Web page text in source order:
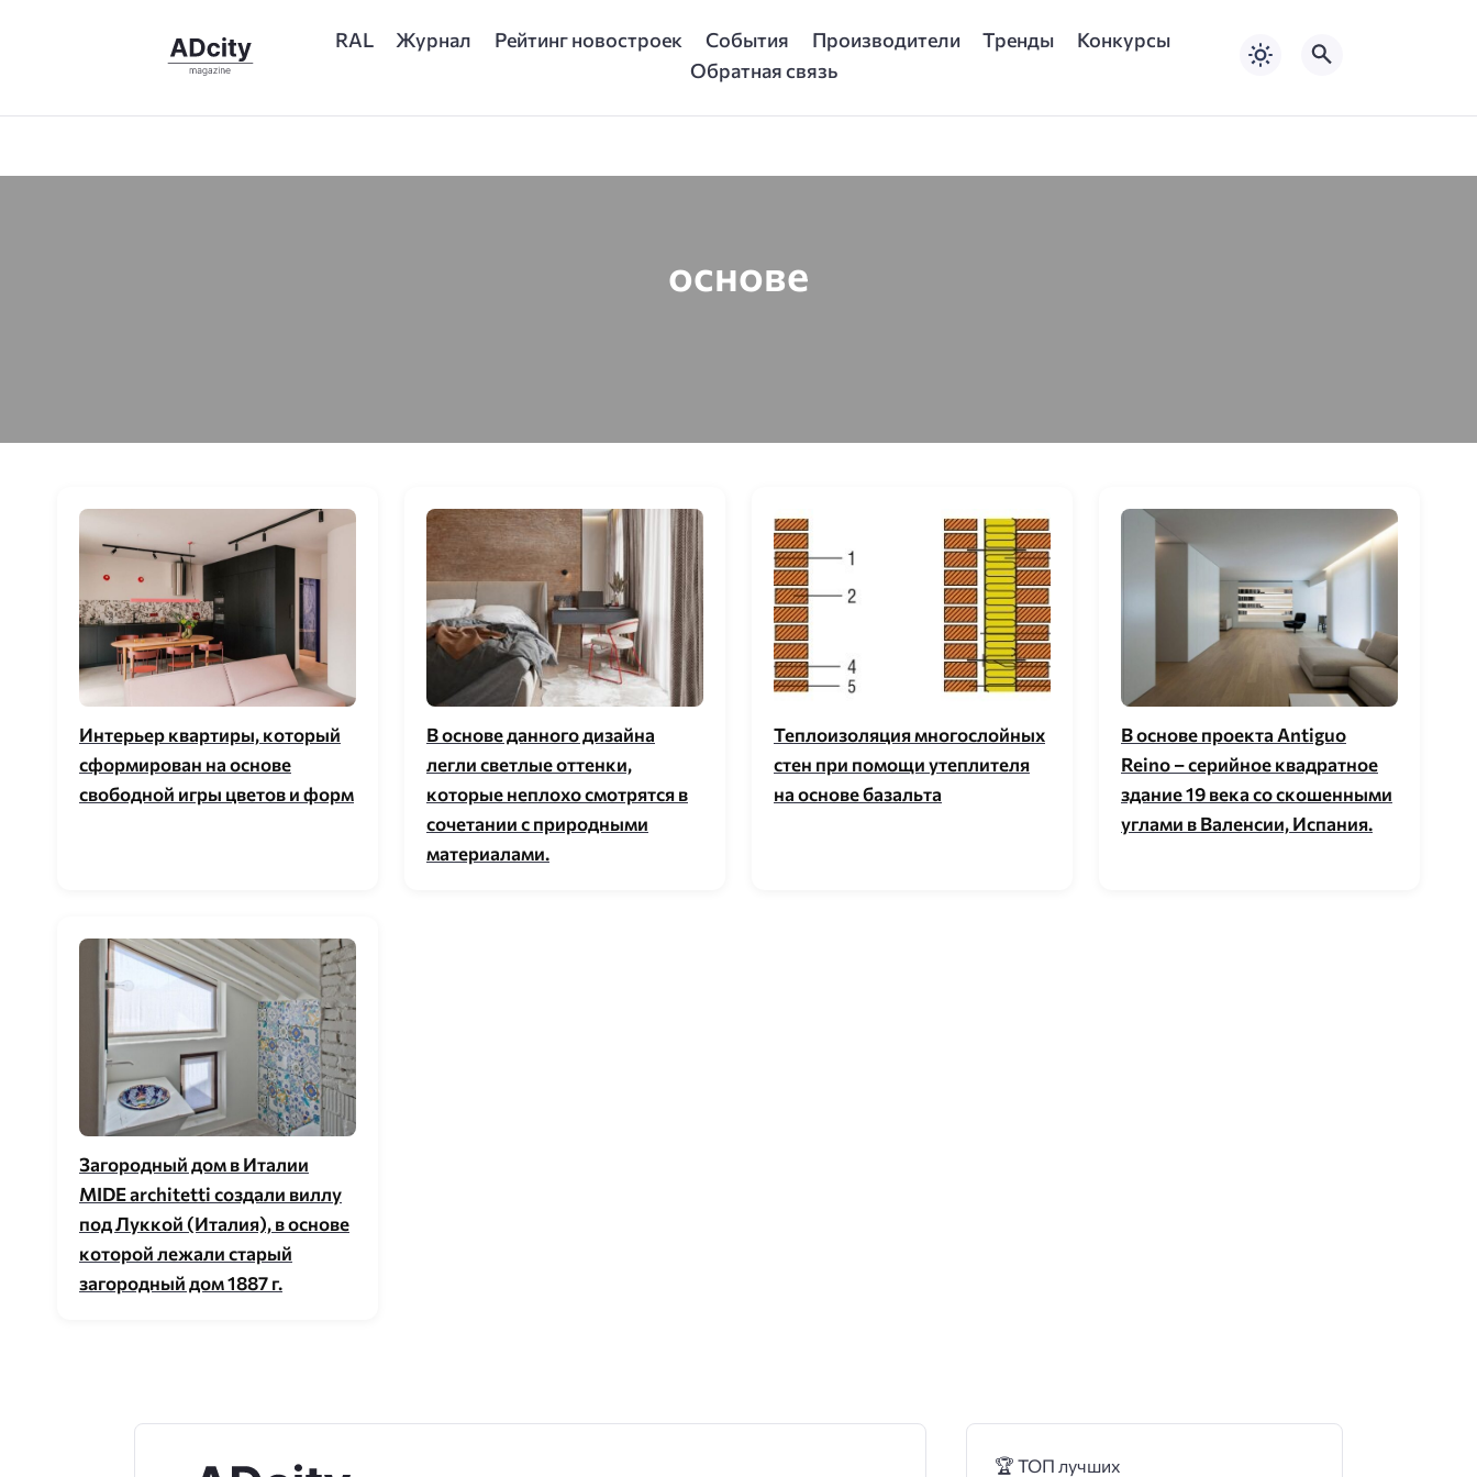
RAL Журнал Рейтинг новостроек События Производители Тренды
Конкурсы
Обратная связь
основе
Интерьер квартиры, который
сформирован на основе
свободной игры цветов и форм
В основе данного дизайна
легли светлые оттенки,
которые неплохо смотрятся в
сочетании с природными
материалами.
Теплоизоляция многослойных
стен при помощи утеплителя
на основе базальта
В основе проекта Antiguo
Reino – серийное квадратное
здание 19 века со скошенными
углами в Валенсии, Испания.
Загородный дом в Италии
MIDE architetti создали виллу
под Луккой (Италия), в основе
которой лежали старый
загородный дом 1887 г.
🏆 ТОП лучших